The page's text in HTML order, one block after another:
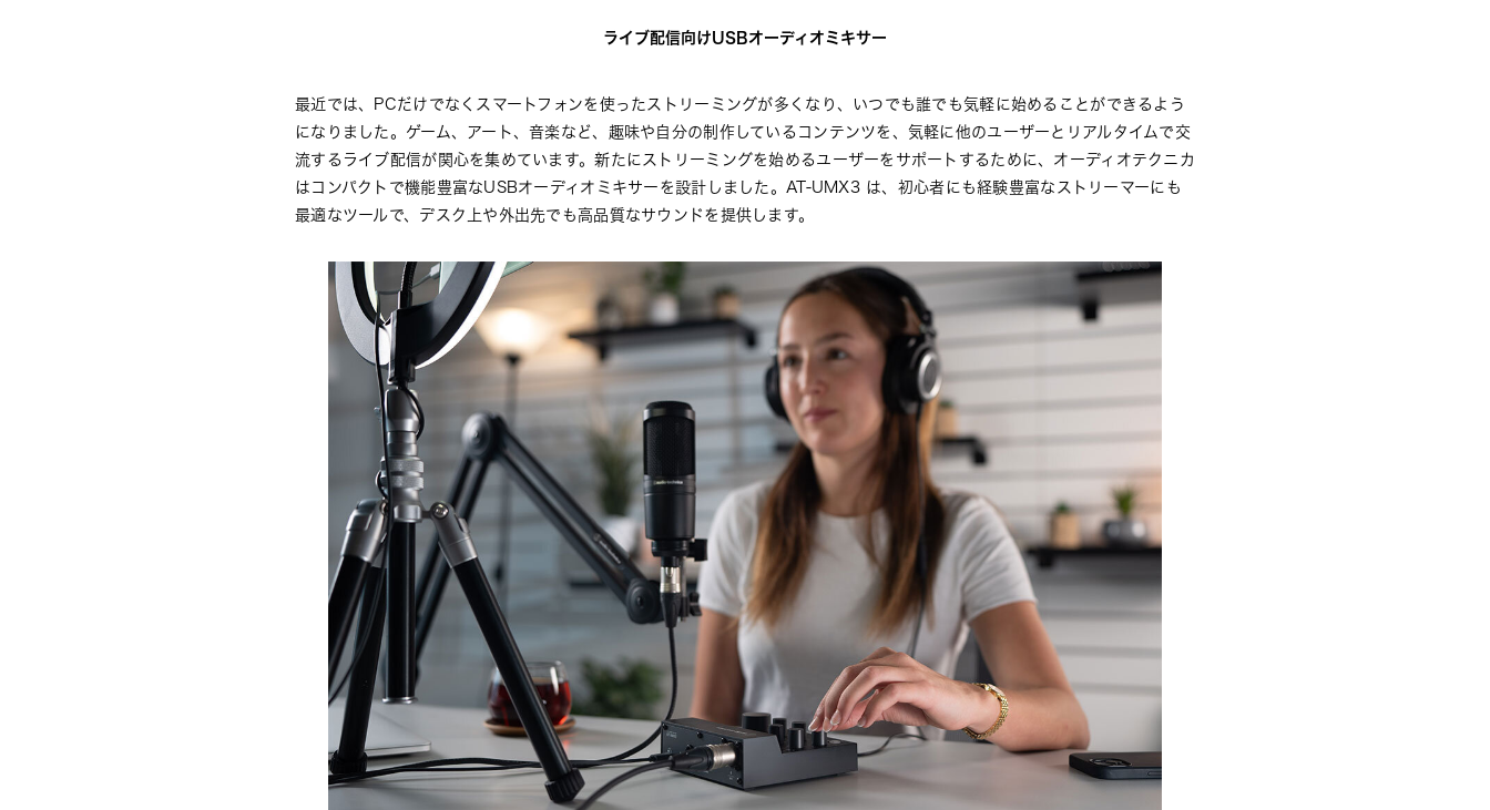
ライブ配信向けUSBオーディオミキサー
最近では、PCだけでなくスマートフォンを使ったストリーミングが多くなり、いつでも誰でも気軽に始めることができるよう
になりました。ゲーム、アート、音楽など、趣味や自分の制作しているコンテンツを、気軽に他のユーザーとリアルタイムで交
流するライブ配信が関心を集めています。新たにストリーミングを始めるユーザーをサポートするために、オーディオテクニカ
はコンパクトで機能豊富なUSBオーディオミキサーを設計しました。AT-UMX3 は、初心者にも経験豊富なストリーマーにも
最適なツールで、デスク上や外出先でも高品質なサウンドを提供します。